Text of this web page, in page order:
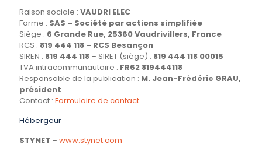
Raison sociale : VAUDRI ELEC
Forme : SAS – Société par actions simplifiée
Siège : 6 Grande Rue, 25360 Vaudrivillers, France
RCS : 819 444 118 – RCS Besançon
SIREN : 819 444 118 – SIRET (siège) : 819 444 118 00015
TVA intracommunautaire : FR62 819444118
Responsable de la publication : M. Jean-Frédéric GRAU,
président
Contact : Formulaire de contact
Hébergeur
STYNET – www.stynet.com